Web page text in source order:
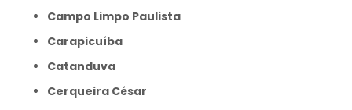
Campo Limpo Paulista
Carapicuíba
Catanduva
Cerqueira César